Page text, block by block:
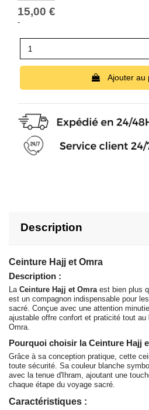
15,00 €
-
Ajouter au
Description
Ceinture Hajj et Omra
Description :
La Ceinture Hajj et Omraest bien plus
est un compagnon indispensable pour
sacré. Conçue avec une attention
ajustable offre confort et praticité tout
Omra.
Pourquoi choisir la Ceinture Hajj
Grâce à sa conception pratique, cette
toute sécurité. Sa couleur blanche
avec la tenue d' Ihram, ajoutant une
chaque étape du voyage sacré.
Caractéristiques :